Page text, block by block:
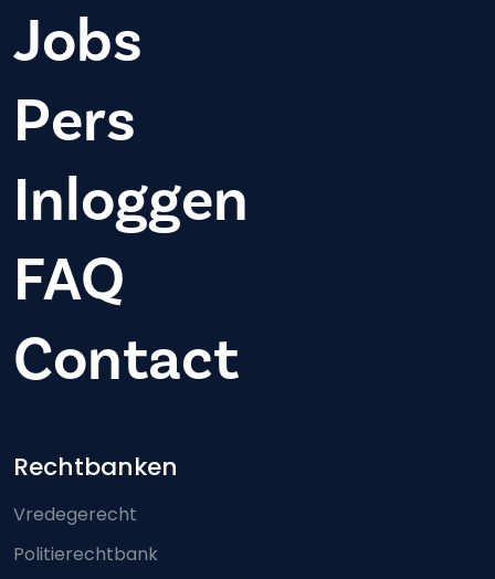
Jobs
Pers
Inloggen
FAQ
Contact
Footer-menu
Rechtbanken
Vredegerecht
Politierechtbank